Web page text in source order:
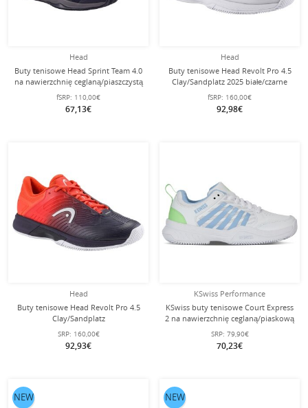
Head
Buty tenisowe Head Sprint Team 4.0
na nawierzchnię ceglaną/piaszczystą
2025 ciemnoniebieskie męskie
fSRP: 110,00€
67,13€
Head
Buty tenisowe Head Revolt Pro 4.5
Clay/Sandplatz 2025 białe/czarne
męskie
fSRP: 160,00€
92,98€
Head
Buty tenisowe Head Revolt Pro 4.5
Clay/Sandplatz
ciemnoniebieskie/czerwone męskie
SRP: 160,00€
92,93€
KSwiss Performance
KSwiss buty tenisowe Court Express
2 na nawierzchnię ceglaną/piaskową
2025 białe/niebieskie/zielone
damskie
SRP: 79,90€
70,23€
NEW NEW